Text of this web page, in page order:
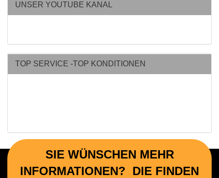
UNSER YOUTUBE KANAL
TOP SERVICE -TOP KONDITIONEN
SIE WÜNSCHEN MEHR
INFORMATIONEN? DIE FINDEN